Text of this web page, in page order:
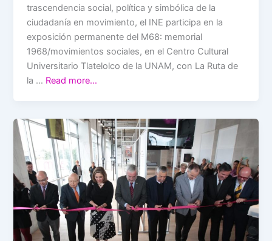
trascendencia social, política y simbólica de la
ciudadanía en movimiento, el INE participa en la
exposición permanente del M68: memorial
1968/movimientos sociales, en el Centro Cultural
Universitario Tlatelolco de la UNAM, con La Ruta de
la … Read more…